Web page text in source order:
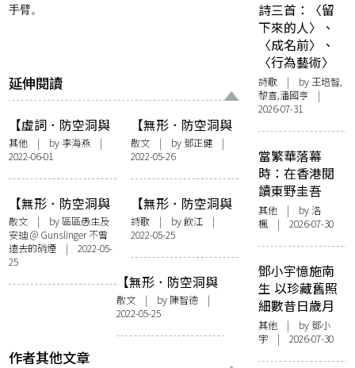
手臂。
延伸閱讀
【虛詞．防空洞與
避難所】地下不容
——讀貝克特《The
End》
其他 | by 李海燕 |
2022-06-01
【無形．防空洞與
避難所】防空洞精
神：不免恐懼，與
之共存
散文| by鄧正健|
2022-05-26
【無形．防空洞與
避難所】 一路向歐
散文 | by 區區愚生及
安迪 @ Gunslinger 不曾
遠去的硝煙 | 2022-05-
25
【無形．防空洞與
避難所】無遮攔天
空下的蔭蔽
詩歌| by飲江|
2022-05-25
【無形．防空洞與
避難所】防空洞可
以抵禦些什麼
散文 | by 陳智德 |
2022-05-25
作者其他文章
詩三首：〈留
下來的人〉、
〈成名前〉、
〈行為藝術〉
詩歌 | by 王培智,
黎喜,潘國亨 |
2026-07-31
當繁華落幕
時：在香港閱
讀東野圭吾
其他 | by洛
楓 | 2026-07-30
鄧小宇憶施南
生 以珍藏舊照
細數昔日歲月
其他 | by 鄧小
宇 | 2026-07-30